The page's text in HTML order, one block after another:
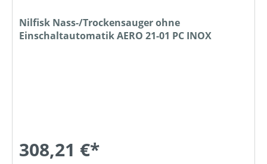
Nilfisk Nass-/Trockensauger ohne
Einschaltautomatik AERO 21-01 PC INOX
308,21 €*